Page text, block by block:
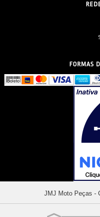
FORMAS
JMJ Moto Peças -